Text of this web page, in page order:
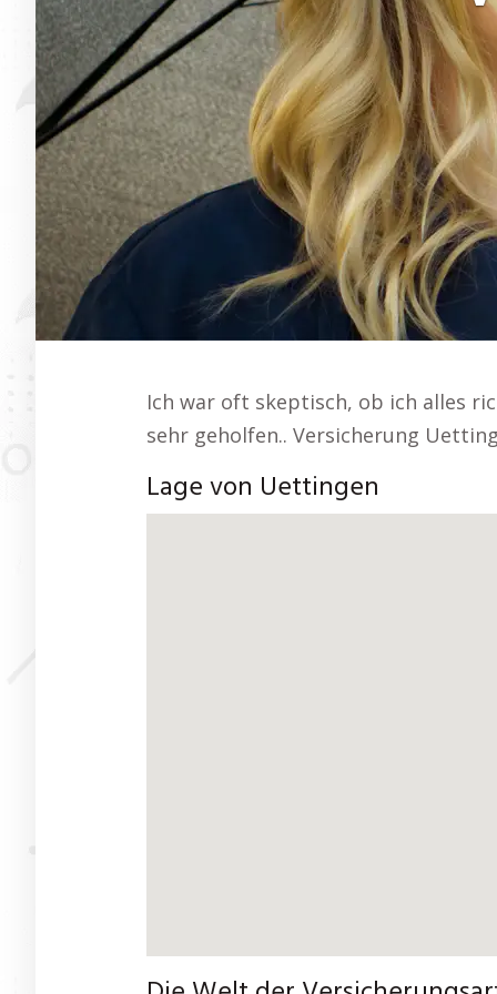
Ich war oft skeptisch, ob ich alles
sehr geholfen.. Versicherung
Lage von Uettingen